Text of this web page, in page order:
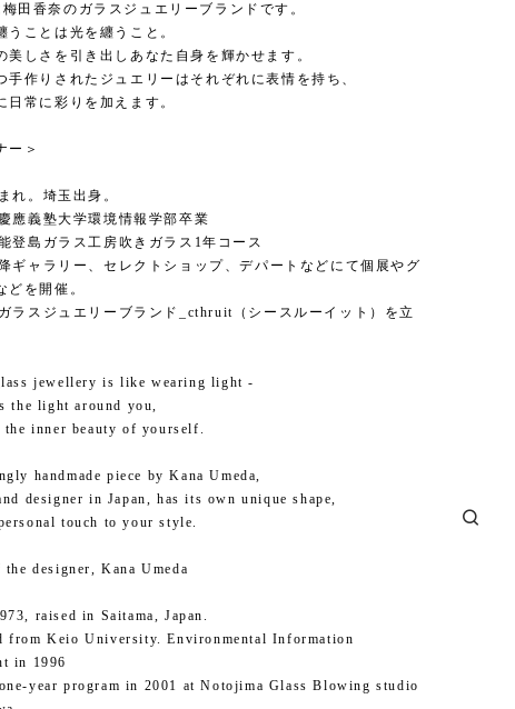
梅田香奈のガラスジュエリーブランドです。
うことは光を纏うこと。
美しさを引き出しあなた自身を輝かせます。
手作りされたジュエリーはそれぞれに表情を持ち、
日常に彩りを加えます。
ー＞
れ。埼玉出身。
應義塾大学環境情報学部卒業
登島ガラス工房吹きガラス1年コース
ギャラリー、セレクトショップ、デパートなどにて個展やグ
どを開催。
ラスジュエリーブランド_cthruit（シースルーイット）を立
jewellery is like wearing light -
the light around you,
inner beauty of yourself.
handmade piece by Kana Umeda,
designer in Japan, has its own unique shape,
touch to your style.
designer, Kana Umeda
raised in Saitama, Japan.
from Keio University. Environmental Information
in 1996
year program in 2001 at Notojima Glass Blowing studio